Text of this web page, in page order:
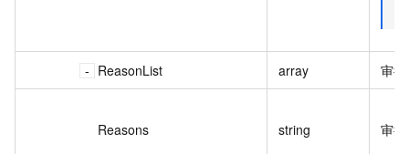
ReasonList array 审
Reasons string 审